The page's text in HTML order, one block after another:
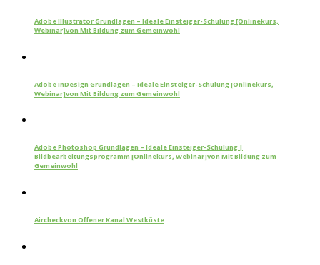
Adobe Illustrator Grundlagen – Ideale Einsteiger-Schulung [Onlinekurs,
Webinar]von Mit Bildung zum Gemeinwohl
Adobe InDesign Grundlagen – Ideale Einsteiger-Schulung [Onlinekurs,
Webinar]von Mit Bildung zum Gemeinwohl
Adobe Photoshop Grundlagen – Ideale Einsteiger-Schulung |
Bildbearbeitungsprogramm [Onlinekurs, Webinar]von Mit Bildung zum
Gemeinwohl
Aircheckvon Offener Kanal Westküste